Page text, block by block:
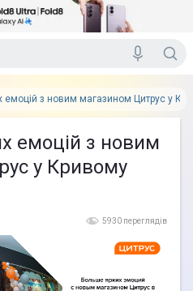
емоцій з новим магазином Цитрус у
емоцій з новим
у Кривому
5930 переглядів